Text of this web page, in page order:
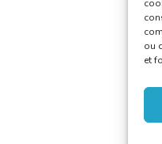
ou
et